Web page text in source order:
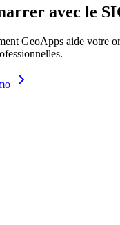
avec le
GeoApps aide votre